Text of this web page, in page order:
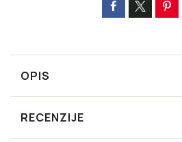
OPIS
RECENZIJE